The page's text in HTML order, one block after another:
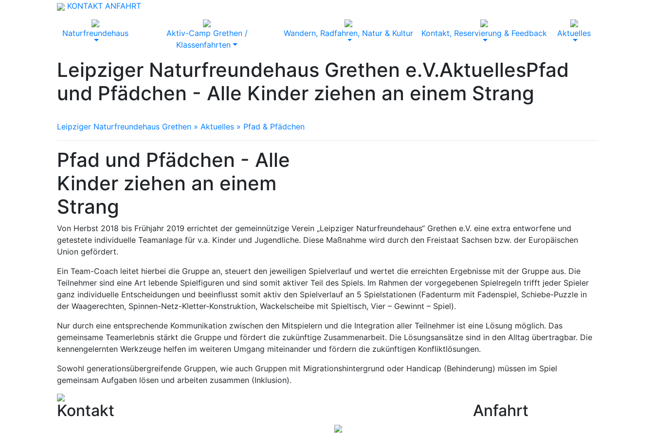
KONTAKT ANFAHRT
Naturfreundehaus
Aktiv-Camp Grethen /
Klassenfahrten
Wandern, Radfahren, Natur & Kultur Kontakt, Reservierung & Feedback Aktuelles
Leipziger Naturfreundehaus Grethen e.V.AktuellesPfad
und Pfädchen - Alle Kinder ziehen an einem Strang
Leipziger Naturfreundehaus Grethen » Aktuelles » Pfad & Pfädchen
Pfad und Pfädchen - Alle
Kinder ziehen an einem
Strang
Von Herbst 2018 bis Frühjahr 2019 errichtet der gemeinnützige Verein „Leipziger Naturfreundehaus“ Grethen e.V. eine extra entworfene und
getestete individuelle Teamanlage für v.a. Kinder und Jugendliche. Diese Maßnahme wird durch den Freistaat Sachsen bzw. der Europäischen
Union gefördert.
Ein Team-Coach leitet hierbei die Gruppe an, steuert den jeweiligen Spielverlauf und wertet die erreichten Ergebnisse mit der Gruppe aus. Die
Teilnehmer sind eine Art lebende Spielfiguren und sind somit aktiver Teil des Spiels. Im Rahmen der vorgegebenen Spielregeln trifft jeder Spieler
ganz individuelle Entscheidungen und beeinflusst somit aktiv den Spielverlauf an 5 Spielstationen (Fadenturm mit Fadenspiel, Schiebe-Puzzle in
der Waagerechten, Spinnen-Netz-Kletter-Konstruktion, Wackelscheibe mit Spieltisch, Vier – Gewinnt – Spiel).
Nur durch eine entsprechende Kommunikation zwischen den Mitspielern und die Integration aller Teilnehmer ist eine Lösung möglich. Das
gemeinsame Teamerlebnis stärkt die Gruppe und fördert die zukünftige Zusammenarbeit. Die Lösungsansätze sind in den Alltag übertragbar. Die
kennengelernten Werkzeuge helfen im weiteren Umgang miteinander und fördern die zukünftigen Konfliktlösungen.
Sowohl generationsübergreifende Gruppen, wie auch Gruppen mit Migrationshintergrund oder Handicap (Behinderung) müssen im Spiel
gemeinsam Aufgaben lösen und arbeiten zusammen (Inklusion).
Kontakt Anfahrt